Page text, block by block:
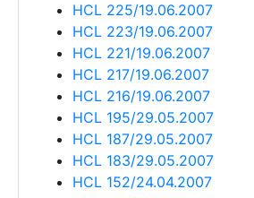
HCL 225/19.06.2007
HCL 223/19.06.2007
HCL 221/19.06.2007
HCL 217/19.06.2007
HCL 216/19.06.2007
HCL 195/29.05.2007
HCL 187/29.05.2007
HCL 183/29.05.2007
HCL 152/24.04.2007